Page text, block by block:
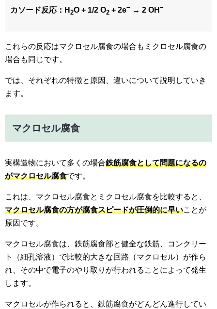
カソード反応：H 2O + 1/2 O2 + 2e− → 2 OH −
これらの反応はマクロセル腐食の場合もミクロセル腐食の
場合も同じです。
では、それぞれの特徴と原因、違いについて説明していき
ます。
マクロセル腐食
実構造物において多くの場合鉄筋腐食として問題になるの
がマクロセル腐食です。
これは、マクロセル腐食とミクロセル腐食を比較すると、
マクロセル腐食の方が腐食スピードが圧倒的に早いことが
原因です。
マクロセル腐食は、鉄筋腐食部と健全な鉄筋、コンクリー
ト（細孔溶液）で比較的大きな回路（マクロセル）が作ら
れ、その中で電子のやり取りが行われることによって発生
します。
マクロセルが作られると、鉄筋腐食がどんどん進行してい